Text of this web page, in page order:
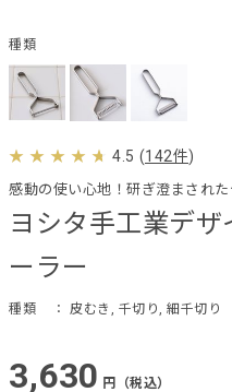
ヨシタ手工業デ
ーラー
感動の使い心地！研ぎ澄まされ
種類 ： 皮むき, 千切り, 細千切り
4.5 (142件)
3,630 円（税込）
種類